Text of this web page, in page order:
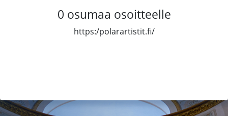
0 osumaa osoitteelle
https:/polarartistit.fi/